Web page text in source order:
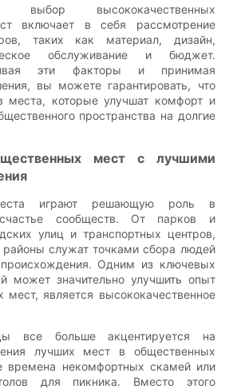
выбор высококачественных
включает в себя рассмотрение
таких как материал, дизайн,
обслуживание и бюджет.
эти факторы и принимая
вы можете гарантировать, что
места, которые улучшат комфорт и
пространства на долгие
мест с лучшими
играют решающую роль в
сообществ. От парков и
улиц и транспортных центров,
служат точками сбора людей
Одним из ключевых
может значительно улучшить опыт
мест, является высококачественное
все больше акцентируется на
лучших мест в общественных
времена некомфортных скамей или
для пикника. Вместо этого